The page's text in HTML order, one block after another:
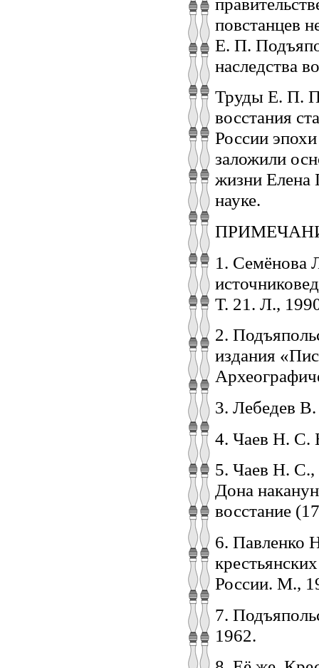
повстанцев
Е. П.
наследства
Труды Е. П.
восстания
России
заложили
жизни Елена
науке.
1. Семёнова
Т. 21. Л.,
2.
издания
3. Лебедев
4. Чаев Н. С.
5. Чаев Н.
Дона
восстание
6. Павленко
России. М.,
7.
1962.